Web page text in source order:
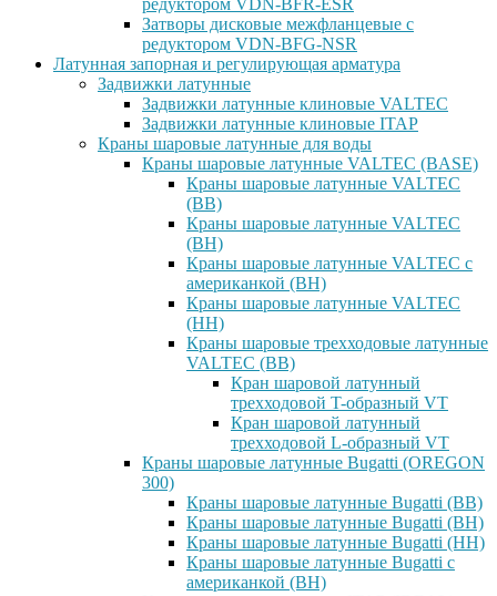
редуктором VDN-BFR-ESR
Затворы дисковые межфланцевые с
редуктором VDN-BFG-NSR
Латунная запорная и регулирующая арматура
Задвижки латунные
Задвижки латунные клиновые VALTEC
Задвижки латунные клиновые ITAP
Краны шаровые латунные для воды
Краны шаровые латунные VALTEC (BASE)
Краны шаровые латунные VALTEC
(ВВ)
Краны шаровые латунные VALTEC
(ВН)
Краны шаровые латунные VALTEC с
американкой (ВН)
Краны шаровые латунные VALTEC
(НН)
Краны шаровые трехходовые латунные
VALTEC (ВВ)
Кран шаровой латунный
трехходовой T-образный VT
Кран шаровой латунный
трехходовой L-образный VT
Краны шаровые латунные Bugatti (OREGON
300)
Краны шаровые латунные Bugatti (ВВ)
Краны шаровые латунные Bugatti (ВН)
Краны шаровые латунные Bugatti (НН)
Краны шаровые латунные Bugatti с
американкой (ВН)